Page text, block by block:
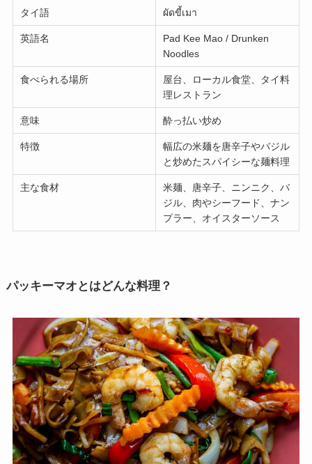
タイ語 ผัดขี้เมา
英語名
Pad Kee Mao / Drunken
Noodles
食べられる場所
屋台、ローカル食堂、タイ料
理レストラン
意味 酔っ払い炒め
特徴
幅広の米麺を唐辛子やバジル
と炒めたスパイシーな麺料理
主な食材
米麺、唐辛子、ニンニク、バ
ジル、肉やシーフード、ナン
プラー、オイスターソース
パッキーマオとはどんな料理？